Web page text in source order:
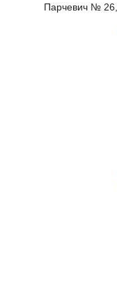
Парчевич №